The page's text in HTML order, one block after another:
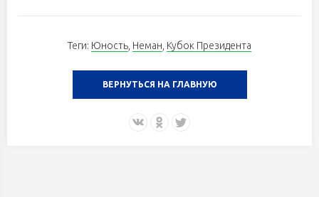
Теги: Юность, Неман, Кубок Президента
ВЕРНУТЬСЯ НА ГЛАВНУЮ